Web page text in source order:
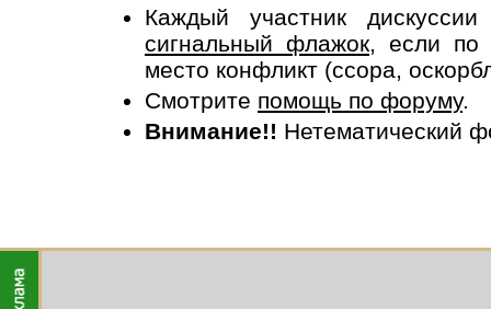
Каждый участник
сигнальный флажок, если по
место конфликт (ссора,
Смотрите помощь по форуму.
Внимание!! Нетематический